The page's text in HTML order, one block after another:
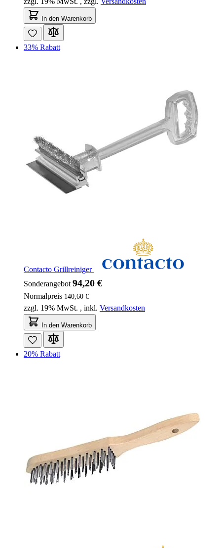
In den Warenkorb
33% Rabatt
Contacto Grillreiniger
Sonderangebot 94,20 €
Normalpreis 140,60 €
zzgl. 19% MwSt. , inkl. Versandkosten
In den Warenkorb
20% Rabatt